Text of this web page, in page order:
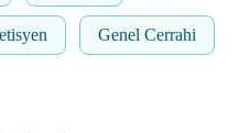
Genel Cerrahi